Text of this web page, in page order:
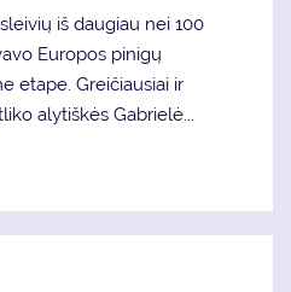
iš daugiau nei 100
Europos pinigų
etape. Greičiausiai ir
alytiškės Gabrielė...